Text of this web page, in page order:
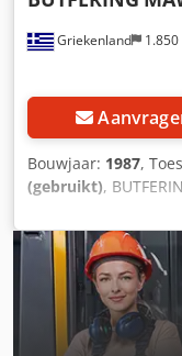
Griekenland
Bouwjaar: 1987,
(gebruikt),